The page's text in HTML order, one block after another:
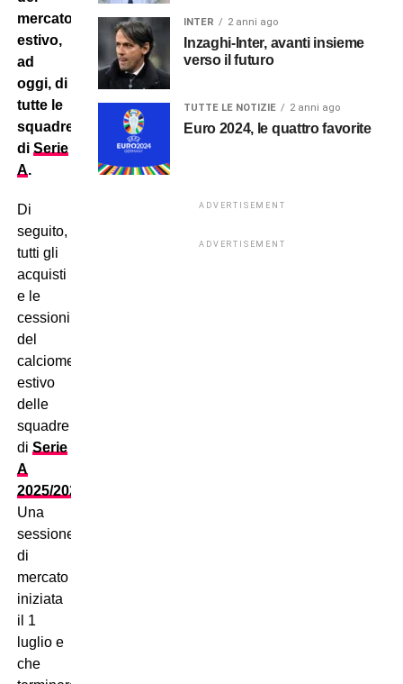
mercato
estivo,
ad
oggi, di
tutte le
squadre
di Serie
A.
Di
seguito,
tutti gli
acquisti
e le
cessioni
del
calciomercato
estivo
delle
squadre
di Serie
A
2025/2026
Una
sessione
di
mercato
iniziata
il 1
luglio e
che
INTER 2 anni ago
Inzaghi-Inter, avanti insieme
verso il futuro
TUTTE LE NOTIZIE 2 anni ago
Euro 2024, le quattro favorite
ADVERTISEMENT
ADVERTISEMENT